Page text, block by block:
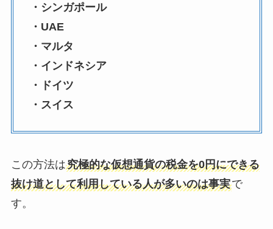
・シンガポール
・UAE
・マルタ
・インドネシア
・ドイツ
・スイス
この方法は究極的な仮想通貨の税金を0円にできる
抜け道として利用している人が多いのは事実で
す。